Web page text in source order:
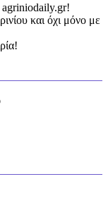
agriniodaily.gr!
και όχι μόνο με